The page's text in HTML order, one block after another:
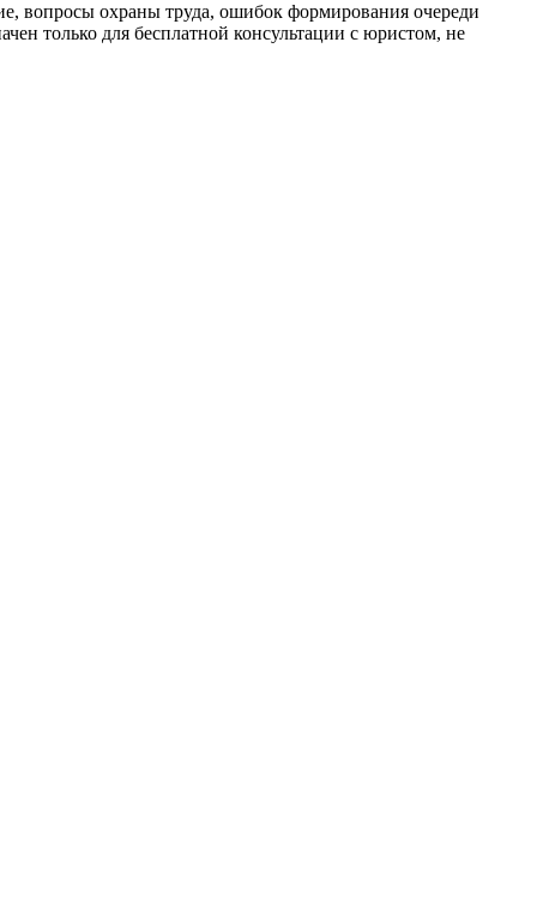
вопросы охраны труда, ошибок формирования очереди
только для бесплатной консультации с юристом, не